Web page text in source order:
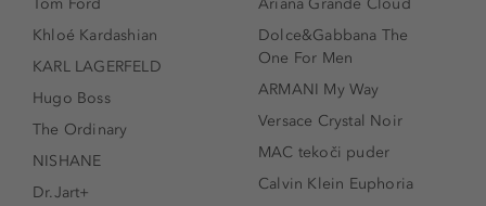
Tom Ford
Khloé Kardashian
KARL LAGERFELD
Hugo Boss
The Ordinary
NISHANE
Dr.Jart+
Ariana Grande Cloud
Dolce&Gabbana The
One For Men
ARMANI My Way
Versace Crystal Noir
MAC tekoči puder
Calvin Klein Euphoria